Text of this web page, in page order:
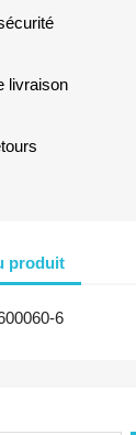
livraison
produit
6